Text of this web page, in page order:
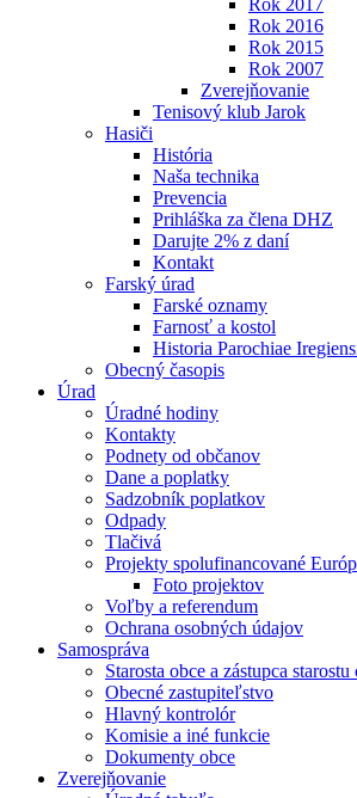
Rok 2017
Rok 2016
Rok 2015
Rok 2007
Zverejňovanie
Tenisový klub Jarok
Hasiči
História
Naša technika
Prevencia
Prihláška za člena DHZ
Darujte 2% z daní
Kontakt
Farský úrad
Farské oznamy
Farnosť a kostol
Historia Parochiae
Obecný časopis
Úrad
Úradné hodiny
Kontakty
Podnety od občanov
Dane a poplatky
Sadzobník poplatkov
Odpady
Tlačivá
Projekty spolufinancované
Foto projektov
Voľby a referendum
Ochrana osobných údajov
Samospráva
Starosta obce a zástupca starostu
Obecné zastupiteľstvo
Hlavný kontrolór
Komisie a iné funkcie
Dokumenty obce
Zverejňovanie